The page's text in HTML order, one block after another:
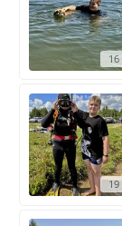
16
19